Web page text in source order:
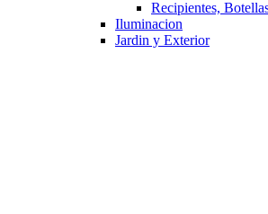
Recipientes,
Iluminacion
Jardin y Exterior